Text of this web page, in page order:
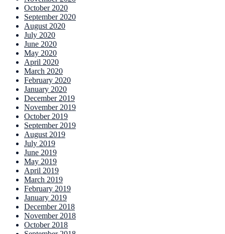
October 2020
September 2020
August 2020
July 2020
June 2020
May 2020
April 2020
March 2020
February 2020
January 2020
December 2019
November 2019
October 2019
September 2019
August 2019
July 2019
June 2019
May 2019
April 2019
March 2019
February 2019
January 2019
December 2018
November 2018
October 2018